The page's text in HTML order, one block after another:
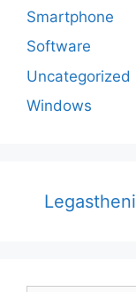
Smartphone
Software
Uncategorized
Windows